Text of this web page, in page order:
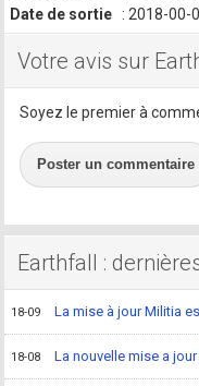
Date de sortie
: 2018-00-
Votre avis sur
Soyez le premier à
Poster un commentaire
Earthfall :
18-09 La mise à jour Militia
18-08 La nouvelle mise a